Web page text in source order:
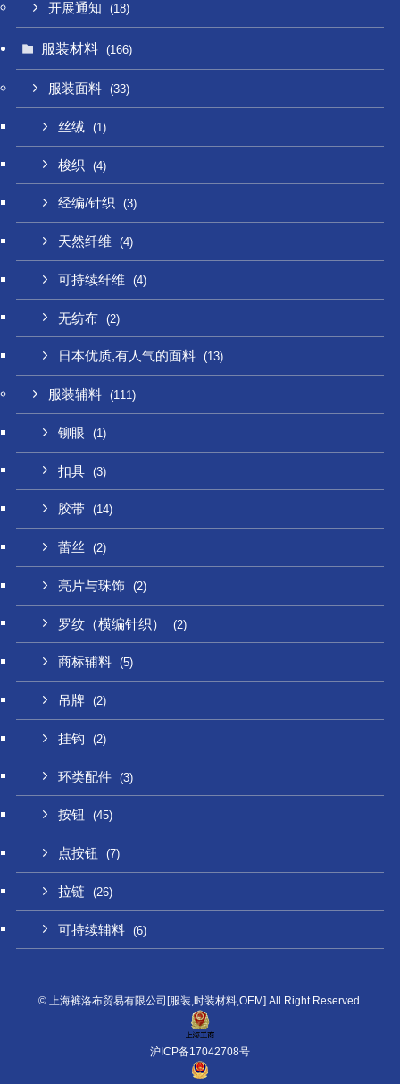
开展通知 (18)
服装材料 (166)
服装面料 (33)
丝绒 (1)
梭织 (4)
经编/针织 (3)
天然纤维 (4)
可持续纤维 (4)
无纺布 (2)
日本优质,有人气的面料 (13)
服装辅料 (111)
铆眼 (1)
扣具 (3)
胶带 (14)
蕾丝 (2)
亮片与珠饰 (2)
罗纹（横编针织） (2)
商标辅料 (5)
吊牌 (2)
挂钩 (2)
环类配件 (3)
按钮 (45)
点按钮 (7)
拉链 (26)
可持续辅料 (6)
©上海裤洛布贸易有限公司[服装,时装材料,OEM] All Right Reserved.
沪ICP备17042708号